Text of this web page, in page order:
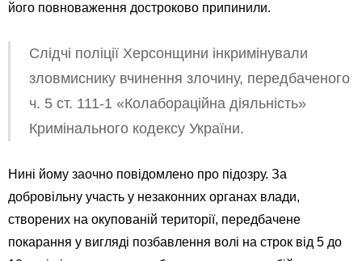
його повноваження достроково припинили.
Слідчі поліції Херсонщини інкримінували
зловмиснику вчинення злочину, передбаченого
ч. 5 ст. 111-1 «Колабораційна діяльність»
Кримінального кодексу України.
Нині йому заочно повідомлено про підозру. За
добровільну участь у незаконних органах влади,
створених на окупованій території, передбачене
покарання у вигляді позбавлення волі на строк від 5 до